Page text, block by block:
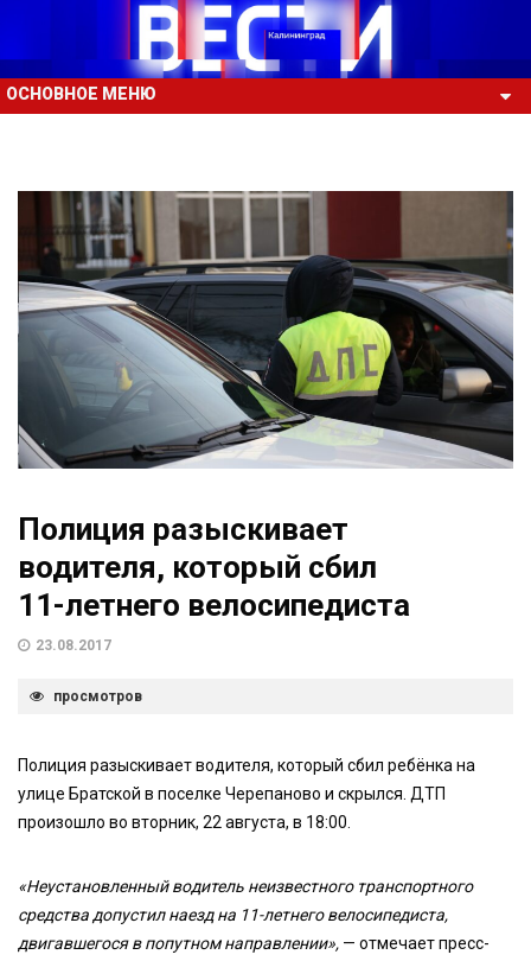
ОСНОВНОЕ МЕНЮ
Полиция разыскивает
водителя, который сбил
11-летнего велосипедиста
23.08.2017
просмотров
Полиция разыскивает водителя, который сбил ребёнка на
улице Братской в поселке Черепаново и скрылся. ДТП
произошло во вторник, 22 августа, в 18:00.
«Неустановленный водитель неизвестного транспортного
средства допустил наезд на 11-летнего велосипедиста,
двигавшегося в попутном направлении», — отмечает пресс-